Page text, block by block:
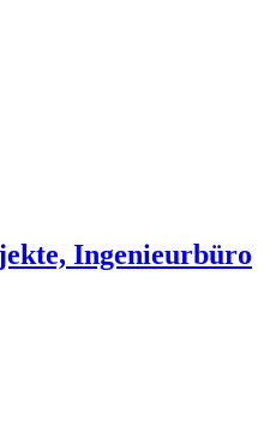
Ingenieurbüro